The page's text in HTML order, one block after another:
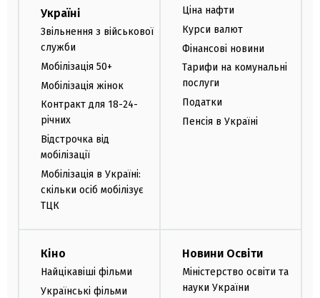
Україні
Звільнення з військової
служби
Мобілізація 50+
Мобілізація жінок
Контракт для 18-24-
річних
Відстрочка від
мобілізації
Мобілізація в Україні:
скільки осіб мобілізує
ТЦК
Ціна нафти
Курси валют
Фінансові новини
Тарифи на комунальні
послуги
Податки
Пенсія в Україні
Кіно
Найцікавіші фільми
Українські фільми
Новини Освіти
Міністерство освіти та
науки України